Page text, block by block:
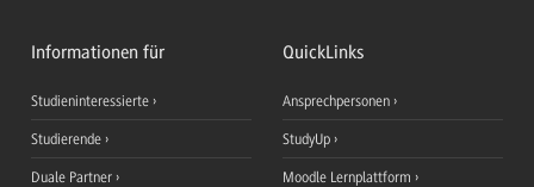
Informationen für
Studieninteressierte
Studierende
Duale Partner
QuickLinks
Ansprechpersonen
StudyUp
Moodle Lernplattform